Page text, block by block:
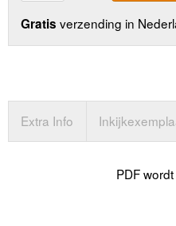
Gratis verzending in
Extra Info
PDF